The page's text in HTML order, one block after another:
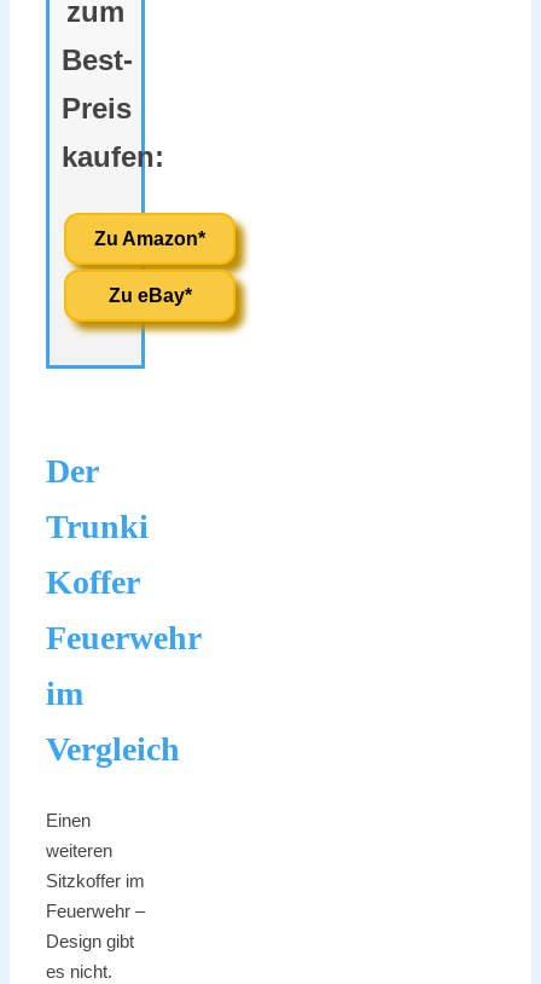
zum
Best-
Preis
kaufen:
Zu Amazon*
Zu eBay*
Der
Trunki
Koffer
Feuerwehr
im
Vergleich
Einen
weiteren
Sitzkoffer im
Feuerwehr –
Design gibt
es nicht.